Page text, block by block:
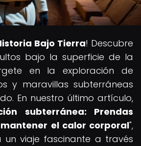
Bajo Tierra! Descubre
bajo la superficie de la
en la exploración de
y maravillas subterráneas
En nuestro último artículo,
subterránea: Prendas
el calor corporal",
un viaje fascinante a través